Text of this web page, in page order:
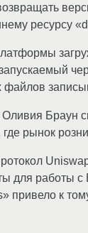
ресурсу
файлов
Браун
где рынок
для работы
привело к